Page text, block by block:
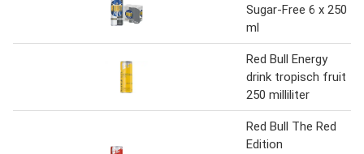
Sugar-Free 6 x 250
ml
Red Bull Energy
drink tropisch fruit
250 milliliter
Red Bull The Red
Edition